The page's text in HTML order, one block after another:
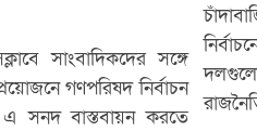
সাংবাদিকদের সঙ্গে
গণপরিষদ নির্বাচন
এ সনদ বাস্তবায়ন করতে